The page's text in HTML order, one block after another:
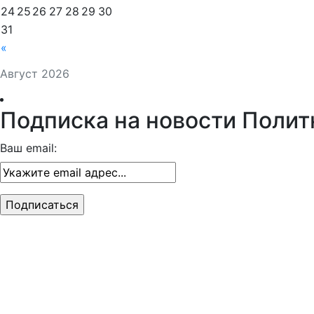
Август 2026
«
24 25 26 27 28 29 30
31
Подписка на новости
Ваш email: